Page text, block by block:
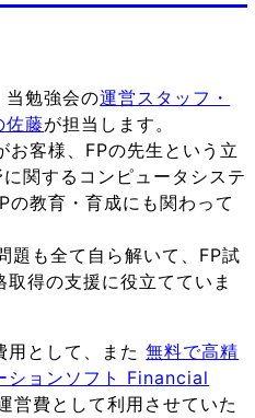
当勉強会の運営スタッフ・
佐藤が担当します。
お客様、FPの先生という立
関するコンピュータシステ
の教育・育成にも関わって
題も全て自ら解いて、FP試
得の支援に役立てていま
用として、また無料で高精
ションソフト Financial
営費として利用させていた